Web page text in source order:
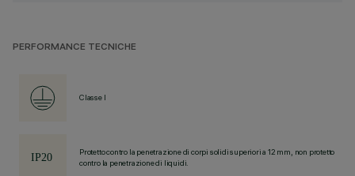
PERFORMANCE TECNICHE
Classe I
Protetto contro la penetrazione di corpi solidi superiori a 12 mm, non protetto
contro la penetrazione di liquidi.